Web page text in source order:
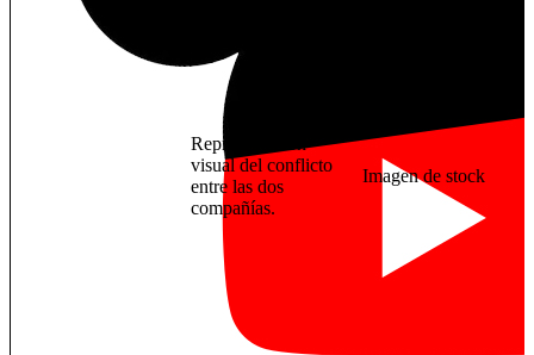
Representación
visual del conflicto
entre las dos
compañías.
Imagen de stock